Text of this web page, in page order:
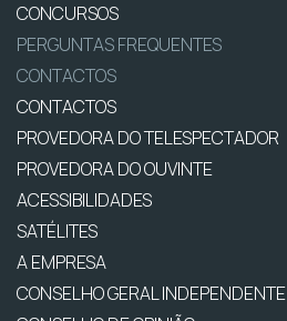
CONCURSOS
PERGUNTAS FREQUENTES
CONTACTOS
CONTACTOS
PROVEDORA DO TELESPECTADOR
PROVEDORA DO OUVINTE
ACESSIBILIDADES
SATÉLITES
A EMPRESA
CONSELHO GERAL INDEPENDENTE